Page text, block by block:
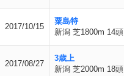
2017/10/15
粟島特
新潟 芝1800m 14頭
2017/08/27
3歳上
新潟 芝2000m 18頭